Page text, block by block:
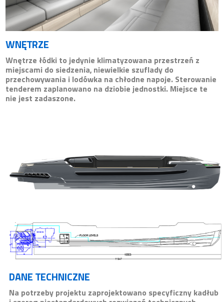
WNĘTRZE
Wnętrze łódki to jedynie klimatyzowana przestrzeń z
miejscami do siedzenia, niewielkie szuflady do
przechowywania i lodówka na chłodne napoje. Sterowanie
tenderem zaplanowano na dziobie jednostki. Miejsce te
nie jest zadaszone.
DANE TECHNICZNE
Na potrzeby projektu zaprojektowano specyficzny kadłub